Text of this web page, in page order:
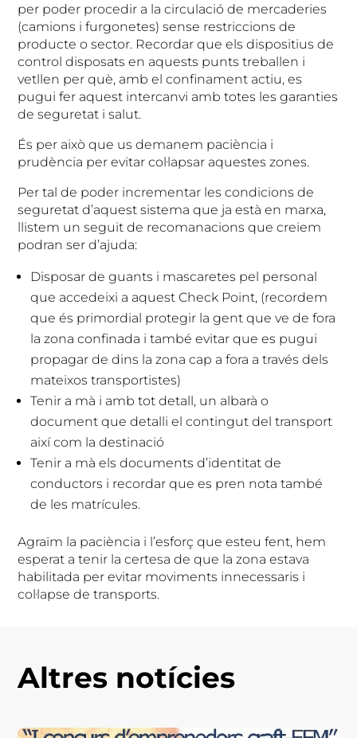
per poder procedir a la circulació de mercaderies
(camions i furgonetes) sense restriccions de
producte o sector. Recordar que els dispositius de
control disposats en aquests punts treballen i
vetllen per què, amb el confinament actiu, es
pugui fer aquest intercanvi amb totes les garanties
de seguretat i salut.
És per això que us demanem paciència i
prudència per evitar col·lapsar aquestes zones.
Per tal de poder incrementar les condicions de
seguretat d’aquest sistema que ja està en marxa,
llistem un seguit de recomanacions que creiem
podran ser d’ajuda:
Disposar de guants i mascaretes pel personal
que accedeixi a aquest Check Point, (recordem
que és primordial protegir la gent que ve de fora
la zona confinada i també evitar que es pugui
propagar de dins la zona cap a fora a través dels
mateixos transportistes)
Tenir a mà i amb tot detall, un albarà o
document que detalli el contingut del transport
així com la destinació
Tenir a mà els documents d’identitat de
conductors i recordar que es pren nota també
de les matrícules.
Agraïm la paciència i l’esforç que esteu fent, hem
esperat a tenir la certesa de que la zona estava
habilitada per evitar moviments innecessaris i
col·lapse de transports.
Altres notícies